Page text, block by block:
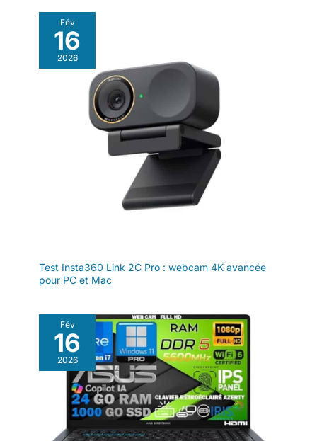
compatibilité VESA 100×100 mm permet une installation sur
bras ou support mural, tandis que les bordures fines sur trois
côtés facilitent les configurations multi-écrans.
Fév
16
2026
Test Insta360 Link 2C Pro : webcam 4K avancée
pour PC et Mac
Fév
16
2026